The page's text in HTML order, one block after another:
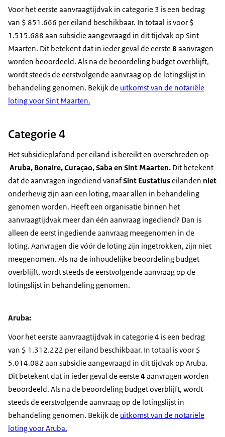
Voor het eerste aanvraagtijdvak in categorie 3 is een bedrag
van $ 851.666 per eiland beschikbaar. In totaal is voor $
1.515.688 aan subsidie aangevraagd in dit tijdvak op Sint
Maarten. Dit betekent dat in ieder geval de eerste 8 aanvragen
worden beoordeeld. Als na de beoordeling budget overblijft,
wordt steeds de eerstvolgende aanvraag op de lotingslijst in
behandeling genomen. Bekijk de uitkomst van de notariële
loting voor Sint Maarten.
Categorie 4
Het subsidieplafond per eiland is bereikt en overschreden op
Aruba, Bonaire, Curaçao, Saba en Sint Maarten. Dit betekent
dat de aanvragen ingediend vanafSint Eustatiuseilanden niet
onderhevig zijn aan een loting, maar allen in behandeling
genomen worden. Heeft een organisatie binnen het
aanvraagtijdvak meer dan één aanvraag ingediend? Dan is
alleen de eerst ingediende aanvraag meegenomen in de
loting. Aanvragen die vóór de loting zijn ingetrokken, zijn niet
meegenomen. Als na de inhoudelijke beoordeling budget
overblijft, wordt steeds de eerstvolgende aanvraag op de
lotingslijst in behandeling genomen.
Aruba:
Voor het eerste aanvraagtijdvak in categorie 4 is een bedrag
van $ 1.312.222 per eiland beschikbaar. In totaal is voor $
5.014.082 aan subsidie aangevraagd in dit tijdvak op Aruba.
Dit betekent dat in ieder geval de eerste 4aanvragen worden
beoordeeld. Als na de beoordeling budget overblijft, wordt
steeds de eerstvolgende aanvraag op de lotingslijst in
behandeling genomen. Bekijk de uitkomst van de notariële
loting voor Aruba.